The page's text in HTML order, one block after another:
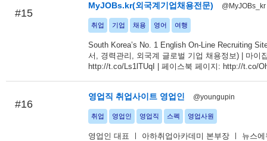
#15
MyJOBs.kr(외국계기업채용전문) @MyJOBs_kr
취업 기업 채용 영어 여행
South Korea’s No. 1 English On-Line Recruiting
서, 경력관리, 외국계 글로벌 기업 채용정보) | 마이
http://t.co/Ls1lTUqI | 페이스북 페이지: http://t.co/
#16
영업직 취업사이트 영업인 @youngupin
취업 영업인 영업직 스펙 영업사원
영업인 대표 ㅣ 아하취업아카데미 본부장 ㅣ 뉴스